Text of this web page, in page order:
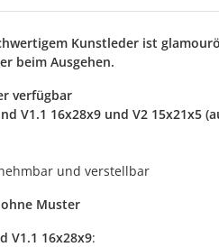
Kunstleder ist
beim Ausgehen.
verfügbar
V1.1 16x28x9 und V2 15x21x5
und verstellbar
Muster
V1.1 16x28x9: